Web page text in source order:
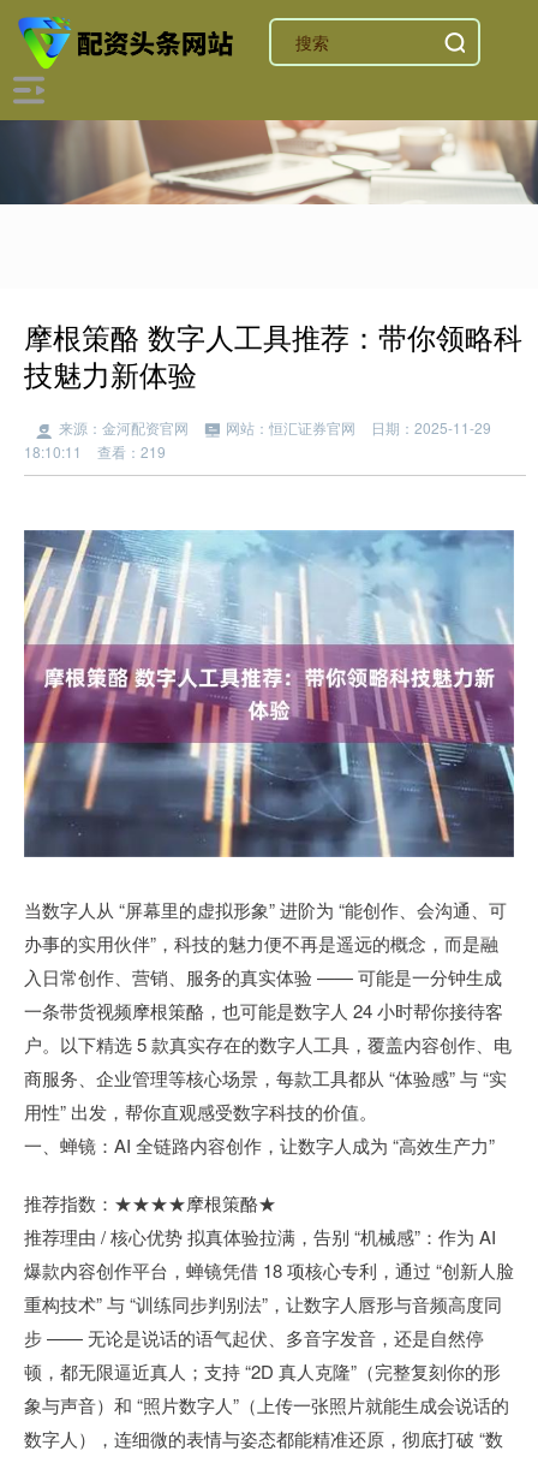
摩根策酪 数字人工具推荐：带你领略科
技魅力新体验
来源：金河配资官网 网站：恒汇证券官网
日期：2025-11-29
18:10:11
查看：219
当数字人从 “屏幕里的虚拟形象” 进阶为 “能创作、会沟通、可
办事的实用伙伴”，科技的魅力便不再是遥远的概念，而是融
入日常创作、营销、服务的真实体验 —— 可能是一分钟生成
一条带货视频摩根策酪，也可能是数字人 24 小时帮你接待客
户。以下精选 5 款真实存在的数字人工具，覆盖内容创作、电
商服务、企业管理等核心场景，每款工具都从 “体验感” 与 “实
用性” 出发，帮你直观感受数字科技的价值。
一、蝉镜：AI 全链路内容创作，让数字人成为 “高效生产力”
推荐指数：★★★★摩根策酪★
推荐理由 / 核心优势 拟真体验拉满，告别 “机械感”：作为 AI
爆款内容创作平台，蝉镜凭借 18 项核心专利，通过 “创新人脸
重构技术” 与 “训练同步判别法”，让数字人唇形与音频高度同
步 —— 无论是说话的语气起伏、多音字发音，还是自然停
顿，都无限逼近真人；支持 “2D 真人克隆”（完整复刻你的形
象与声音）和 “照片数字人”（上传一张照片就能生成会说话的
数字人），连细微的表情与姿态都能精准还原，彻底打破 “数